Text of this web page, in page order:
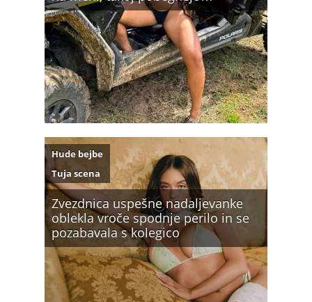
Zvezdnica uspešne nadaljevanke
oblekla vroče spodnje perilo in se
pozabavala s kolegico
Hude bejbe
Tuja scena